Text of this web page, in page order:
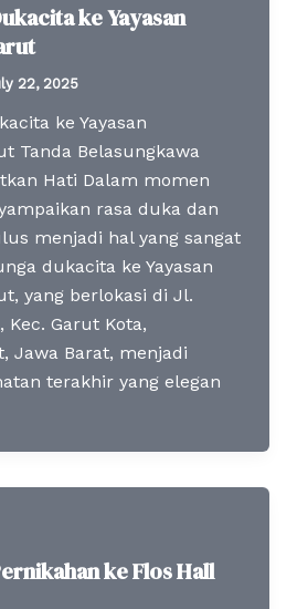
ke Yayasan
22, 2025
ke Yayasan
Tanda Belasungkawa
Hati Dalam momen
rasa duka dan
menjadi hal yang sangat
dukacita ke Yayasan
yang berlokasi di Jl.
Kec. Garut Kota,
Jawa Barat, menjadi
terakhir yang elegan
ke Flos Hall